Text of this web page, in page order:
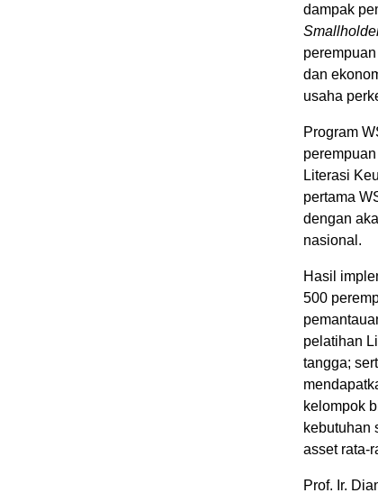
dampak
dan
usaha
Program
Literasi
pertama
dengan
nasional.
Hasil
500
pelatihan
tangga;
kelompok
kebutuhan
asset rata-
Prof. Ir.